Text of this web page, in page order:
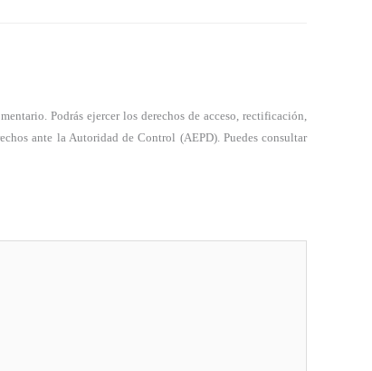
Podrás ejercer los derechos de acceso, rectificación,
ante la Autoridad de Control (AEPD). Puedes consultar